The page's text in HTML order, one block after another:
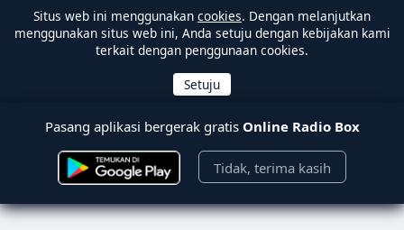
Situs web ini menggunakan cookies. Dengan melanjutkan
menggunakan situs web ini, Anda setuju dengan kebijakan kami
terkait dengan penggunaan cookies.
Pasang aplikasi bergerak gratis Online Radio Box
Tidak, terima kasih